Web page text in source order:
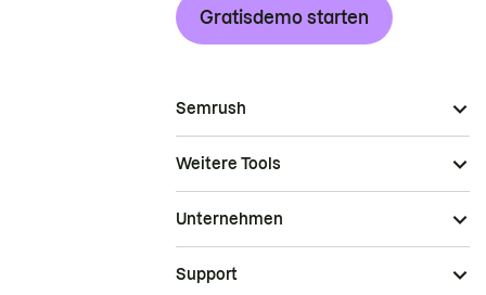
Gratisdemo starten
Semrush
Weitere Tools
Unternehmen
Support